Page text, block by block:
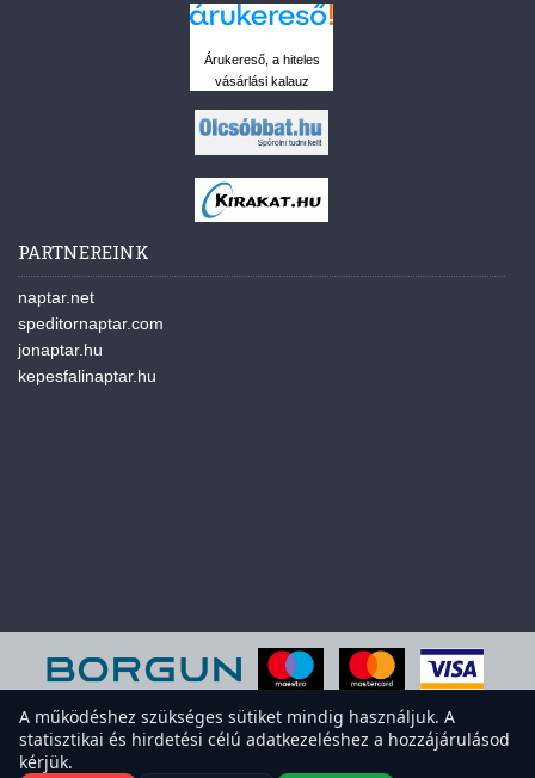
Árukereső, a hiteles
vásárlási kalauz
PARTNEREINK
naptar.net
speditornaptar.com
jonaptar.hu
kepesfalinaptar.hu
A működéshez szükséges sütiket mindig használjuk. A
statisztikai és hirdetési célú adatkezeléshez a hozzájárulásod
kérjük.A weboldal sütiket használ a felhasználói élmény javítása érdekében.